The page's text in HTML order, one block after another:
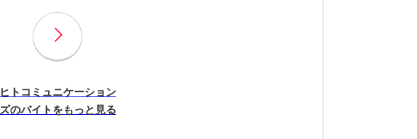
ヒトコミュニケーション
ズのバイトをもっと見る